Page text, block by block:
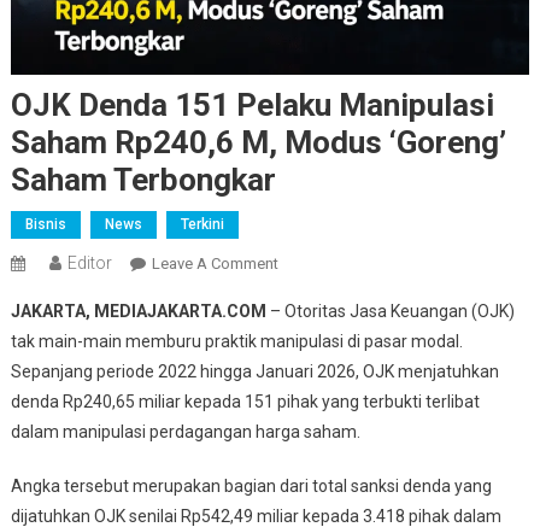
OJK Denda 151 Pelaku Manipulasi
Saham Rp240,6 M, Modus ‘Goreng’
Saham Terbongkar
Bisnis News Terkini
Editor Leave A CommentOn
Denda
151
Pelaku
Manipulasi
Saham
M,
Modus
JAKARTA, MEDIAJAKARTA.COM – Otoritas Jasa Keuangan (OJK)
tak main-main memburu praktik manipulasi di pasar modal.
Sepanjang periode 2022 hingga Januari 2026, OJK menjatuhkan
denda Rp240,65 miliar kepada 151 pihak yang terbukti terlibat
dalam manipulasi perdagangan harga saham.
Angka tersebut merupakan bagian dari total sanksi denda yang
dijatuhkan OJK senilai Rp542,49 miliar kepada 3.418 pihak dalam